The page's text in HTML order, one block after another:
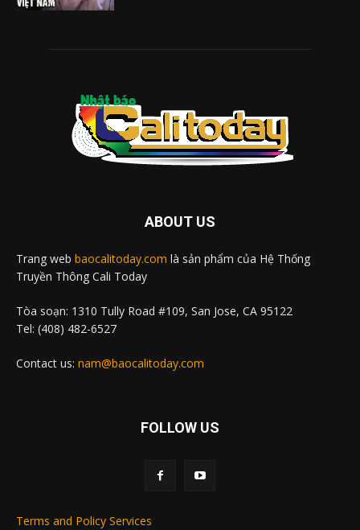
ABOUT US
Trang web baocalitoday.com là sản phẩm của Hệ Thống
Truyền Thông Cali Today
Tòa soạn: 1310 Tully Road #109, San Jose, CA 95122
Tel: (408) 482-6527
Contact us: nam@baocalitoday.com
FOLLOW US
Terms and Policy Services